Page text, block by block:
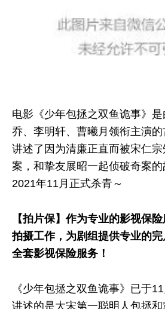
电影《少年包拯之双鱼诡事》
乔、李明轩、曹曦月领衔主演
讲述了因为清廉正直而被宋仁
案，和挚友展昭一起侦破奇案
2021年11月正式杀青～
【拍片保】作为专业的影视保
拍摄工作，为剧组提供专业的
全套影视保险服务！
《少年包拯之双鱼诡事》已于
讲述的是大宋第一聪明人包拯